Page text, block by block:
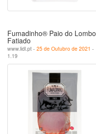
Fumadinho® Paio do Lombo
Fatiado
www.lidl.pt - 25 de Outubro de 2021 -
1.19